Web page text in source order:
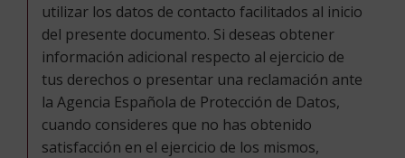
utilizar los datos de contacto facilitados al inicio
del presente documento. Si deseas obtener
información adicional respecto al ejercicio de
tus derechos o presentar una reclamación ante
la Agencia Española de Protección de Datos,
cuando consideres que no has obtenido
satisfacción en el ejercicio de los mismos,